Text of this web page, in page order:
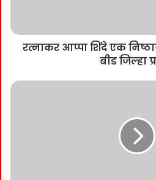
रत्नाकर आप्पा शिंदे एक
बीड जिल्हा